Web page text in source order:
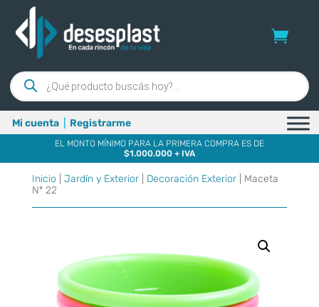
Búsqueda
de
productos
Mi cuenta Registrarme
EL MONTO MÍNIMO PARA LA PRIMERA COMPRA ES DE
$1.000.000 + IVA
Inicio Jardín y Exterior| Decoración Exterior| Maceta
Nº 22